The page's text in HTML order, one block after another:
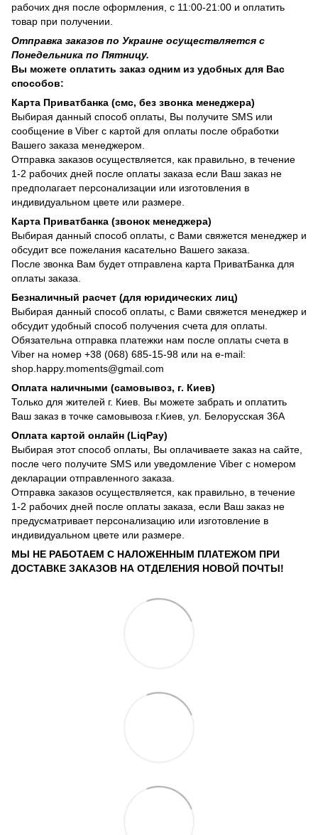
рабочих дня после оформления, с 11:00-21:00 и оплатить
товар при получении.
Отправка заказов по Украине осуществляется с
Понедельника по Пятницу.
Вы можете оплатить заказ одним из удобных для Вас
способов:
Карта Приватбанка (смс, без звонка менеджера)
Выбирая данный способ оплаты, Вы получите SMS или
сообщение в Viber с картой для оплаты после обработки
Вашего заказа менеджером.
Отправка заказов осуществляется, как правильно, в течение
1-2 рабочих дней после оплаты заказа если Ваш заказ не
предполагает персонализации или изготовления в
индивидуальном цвете или размере.
Карта Приватбанка (звонок менеджера)
Выбирая данный способ оплаты, с Вами свяжется менеджер и
обсудит все пожелания касательно Вашего заказа.
После звонка Вам будет отправлена карта ПриватБанка для
оплаты заказа.
Безналичный расчет (для юридических лиц)
Выбирая данный способ оплаты, с Вами свяжется менеджер и
обсудит удобный способ получения счета для оплаты.
Обязательна отправка платежки нам после оплаты счета в
Viber на номер +38 (068) 685-15-98 или на e-mail:
shop.happy.moments@gmail.com
Оплата наличными (самовывоз, г. Киев)
Только для жителей г. Киев. Вы можете забрать и оплатить
Ваш заказ в точке самовывоза г.Киев, ул. Белорусская 36А
Оплата картой онлайн (LiqPay)
Выбирая этот способ оплаты, Вы оплачиваете заказ на сайте,
после чего получите SMS или уведомление Viber с номером
декларации отправленного заказа.
Отправка заказов осуществляется, как правильно, в течение
1-2 рабочих дней после оплаты заказа, если Ваш заказ не
предусматривает персонализацию или изготовление в
индивидуальном цвете или размере.
МЫ НЕ РАБОТАЕМ С НАЛОЖЕННЫМ ПЛАТЕЖОМ ПРИ
ДОСТАВКЕ ЗАКАЗОВ НА ОТДЕЛЕНИЯ НОВОЙ ПОЧТЫ!